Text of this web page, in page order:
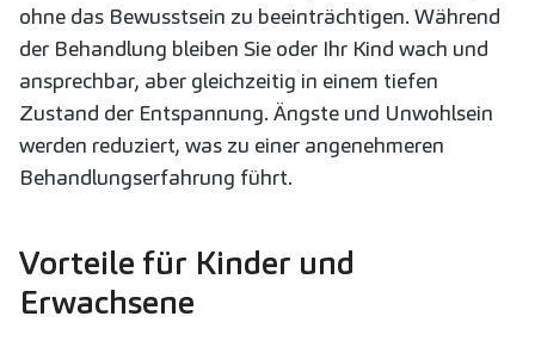
ohne das Bewusstsein zu beeinträchtigen. Während
der Behandlung bleiben Sie oder Ihr Kind wach und
ansprechbar, aber gleichzeitig in einem tiefen
Zustand der Entspannung. Ängste und Unwohlsein
werden reduziert, was zu einer angenehmeren
Behandlungserfahrung führt.
Vorteile für Kinder und
Erwachsene